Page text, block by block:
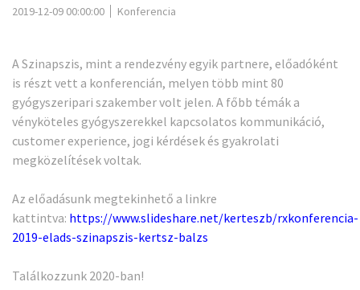
2019-12-09 00:00:00 Konferencia
A Szinapszis, mint a rendezvény egyik partnere, előadóként
is részt vett a konferencián, melyen több mint 80
gyógyszeripari szakember volt jelen. A főbb témák a
vényköteles gyógyszerekkel kapcsolatos kommunikáció,
customer experience, jogi kérdések és gyakrolati
megközelítések voltak.
Az előadásunk megtekinhető a linkre
kattintva: https://www.slideshare.net/kerteszb/rxkonferencia-
2019-elads-szinapszis-kertsz-balzs
Találkozzunk 2020-ban!